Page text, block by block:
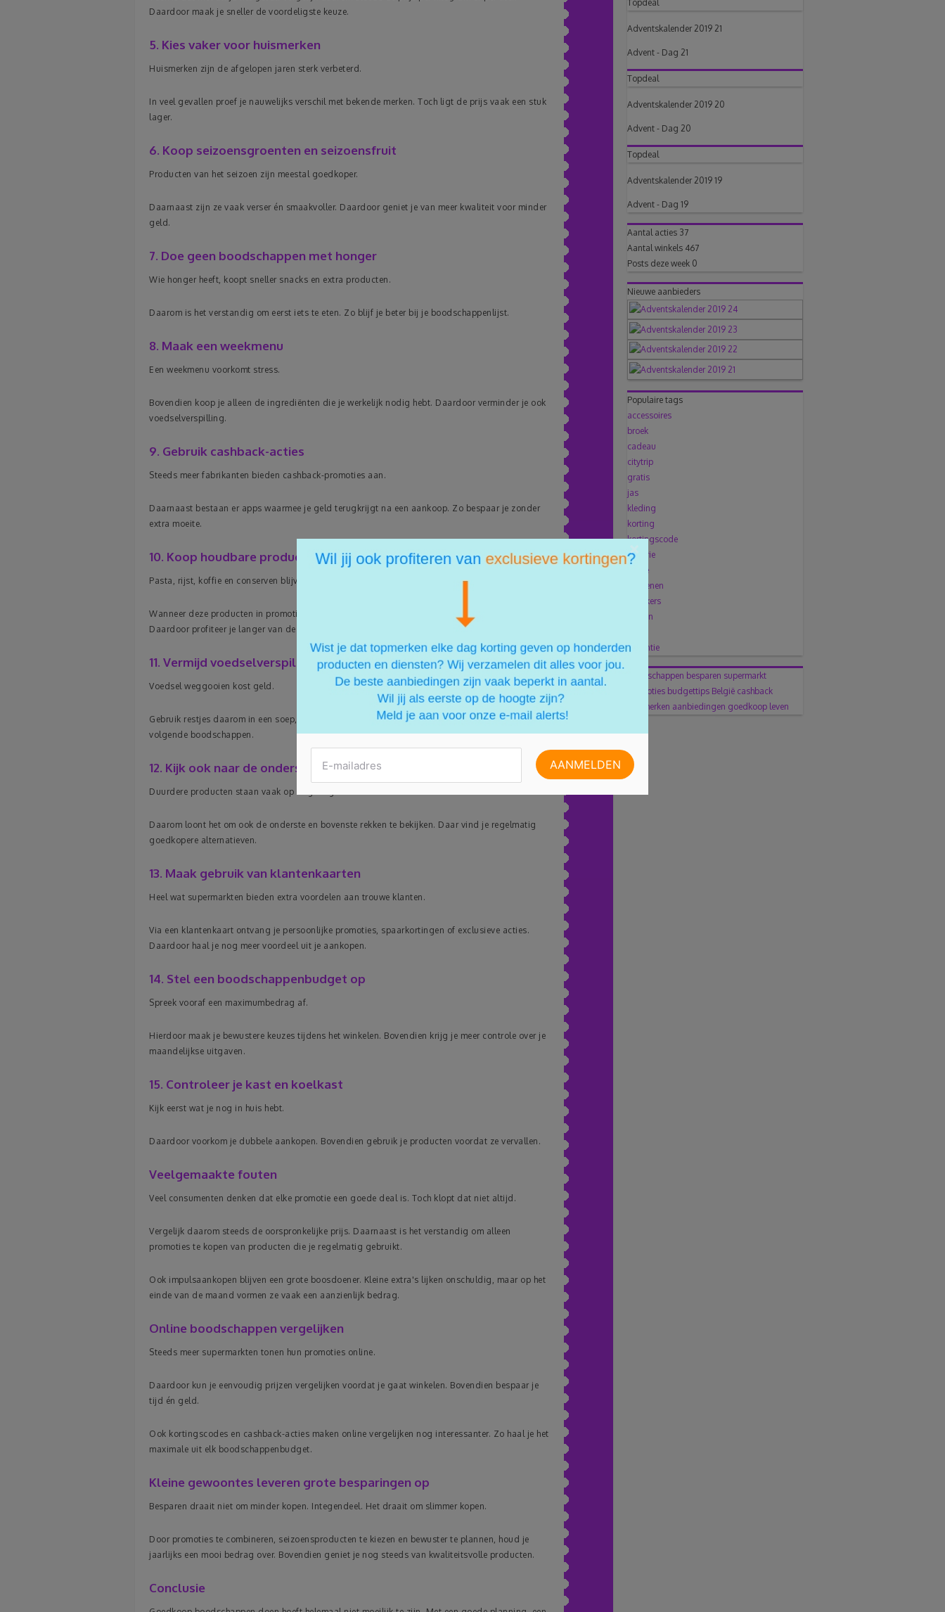
Daardoor maak je sneller de voordeligste keuze.
5. Kies vaker voor huismerken
Huismerken zijn de afgelopen jaren sterk verbeterd.
In veel gevallen proef je nauwelijks verschil met bekende merken. Toch ligt de prijs vaak een stuk
lager.
6. Koop seizoensgroenten en seizoensfruit
Producten van het seizoen zijn meestal goedkoper.
Daarnaast zijn ze vaak verser én smaakvoller. Daardoor geniet je van meer kwaliteit voor minder
geld.
7. Doe geen boodschappen met honger
Wie honger heeft, koopt sneller snacks en extra producten.
Daarom is het verstandig om eerst iets te eten. Zo blijf je beter bij je boodschappenlijst.
8. Maak een weekmenu
Een weekmenu voorkomt stress.
Bovendien koop je alleen de ingrediënten die je werkelijk nodig hebt. Daardoor verminder je ook
voedselverspilling.
9. Gebruik cashback-acties
Steeds meer fabrikanten bieden cashback-promoties aan.
Daarnaast bestaan er apps waarmee je geld terugkrijgt na een aankoop. Zo bespaar je zonder
extra moeite.
10. Koop houdbare producten in voorraad
Pasta, rijst, koffie en conserven blijven lang goed.
Wanneer deze producten in promotie staan, is het slim om een kleine voorraad aan te leggen.
Daardoor profiteer je langer van de lagere prijs.
11. Vermijd voedselverspilling
Voedsel weggooien kost geld.
Gebruik restjes daarom in een soep, salade of pastagerecht. Bovendien bespaar je op je
volgende boodschappen.
12. Kijk ook naar de onderste schappen
Duurdere producten staan vaak op ooghoogte.
Daarom loont het om ook de onderste en bovenste rekken te bekijken. Daar vind je regelmatig
goedkopere alternatieven.
13. Maak gebruik van klantenkaarten
Heel wat supermarkten bieden extra voordelen aan trouwe klanten.
Via een klantenkaart ontvang je persoonlijke promoties, spaarkortingen of exclusieve acties.
Daardoor haal je nog meer voordeel uit je aankopen.
14. Stel een boodschappenbudget op
Spreek vooraf een maximumbedrag af.
Hierdoor maak je bewustere keuzes tijdens het winkelen. Bovendien krijg je meer controle over je
maandelijkse uitgaven.
15. Controleer je kast en koelkast
Kijk eerst wat je nog in huis hebt.
Daardoor voorkom je dubbele aankopen. Bovendien gebruik je producten voordat ze vervallen.
Veelgemaakte fouten
Veel consumenten denken dat elke promotie een goede deal is. Toch klopt dat niet altijd.
Vergelijk daarom steeds de oorspronkelijke prijs. Daarnaast is het verstandig om alleen
promoties te kopen van producten die je regelmatig gebruikt.
Ook impulsaankopen blijven een grote boosdoener. Kleine extra's lijken onschuldig, maar op het
einde van de maand vormen ze vaak een aanzienlijk bedrag.
Online boodschappen vergelijken
Steeds meer supermarkten tonen hun promoties online.
Daardoor kun je eenvoudig prijzen vergelijken voordat je gaat winkelen. Bovendien bespaar je
tijd én geld.
Ook kortingscodes en cashback-acties maken online vergelijken nog interessanter. Zo haal je het
maximale uit elk boodschappenbudget.
Kleine gewoontes leveren grote besparingen op
Besparen draait niet om minder kopen. Integendeel. Het draait om slimmer kopen.
Door promoties te combineren, seizoensproducten te kiezen en bewuster te plannen, houd je
jaarlijks een mooi bedrag over. Bovendien geniet je nog steeds van kwaliteitsvolle producten.
Conclusie
Topdeal
Adventskalender 2019 21
Advent - Dag 21
Topdeal
Adventskalender 2019 20
Advent - Dag 20
Topdeal
Adventskalender 2019 19
Advent - Dag 19
Aantal acties 37
Aantal winkels 467
Posts deze week 0
Nieuwe aanbieders
Populaire tags
accessoires
broek
cadeau
citytrip
gratis
jas
kleding
korting
kortingscode
lingerie
mode
Schoenen
sneakers
solden
vakantie
boodschappen besparen supermarkt
promoties budgettips België cashback
huismerken aanbiedingen goedkoop leven
×